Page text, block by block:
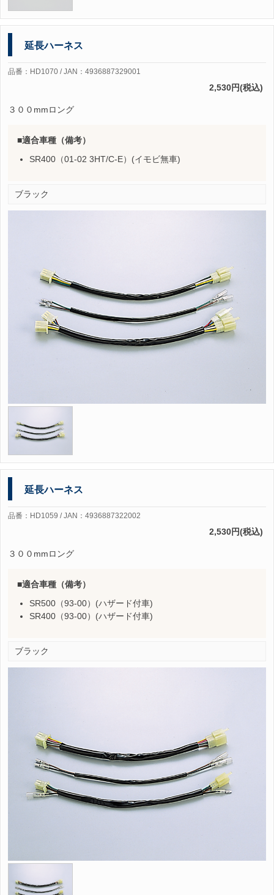
延長ハーネス
品番：HD1070 / JAN：4936887329001
2,530円(税込)
３００mmロング
適合車種（備考）
SR400（01-02 3HT/C-E）(イモビ無車)
ブラック
延長ハーネス
品番：HD1059 / JAN：4936887322002
2,530円(税込)
３００mmロング
適合車種（備考）
SR500（93-00）(ハザード付車)
SR400（93-00）(ハザード付車)
ブラック